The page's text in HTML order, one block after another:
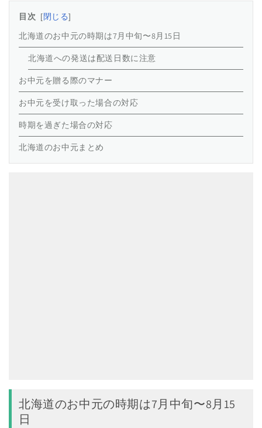
目次 閉じる
北海道のお中元の時期は7月中旬〜8月15日
北海道への発送は配送日数に注意
お中元を贈る際のマナー
お中元を受け取った場合の対応
時期を過ぎた場合の対応
北海道のお中元まとめ
北海道のお中元の時期は7月中旬〜8月15
日